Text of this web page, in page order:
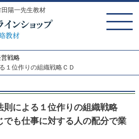
陽一先生教材
戦略
１位作りの組織戦略ＣＤ
則による１位作りの組織戦略
でも仕事に対する人の配分で業